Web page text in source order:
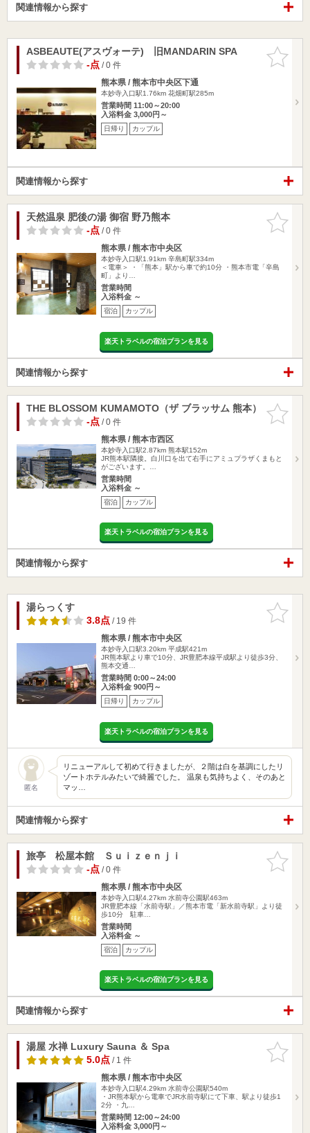
関連情報から探す
お気に入
りに追加
ASBEAUTE(アスヴォーテ) 旧MANDARIN SPA
-点/ 0 件
熊本県 / 熊本市中央区下通
本妙寺入口駅1.76km 花畑町駅285m
営業時間 11:00～20:00
入浴料金 3,000円～
日帰り カップル
関連情報から探す
お気に入
りに追加
天然温泉 肥後の湯 御宿 野乃熊本
-点/ 0 件
熊本県 / 熊本市中央区
本妙寺入口駅1.91km 辛島町駅334m
＜電車＞ ・「熊本」駅から車で約10分 ・熊本市電「辛島
町」より…
営業時間
入浴料金 ～
宿泊 カップル
楽天トラベルの宿泊プランを見る
関連情報から探す
お気に入
りに追加
THE BLOSSOM KUMAMOTO（ザ ブラッサム 熊本）
-点/ 0 件
熊本県 / 熊本市西区
本妙寺入口駅2.87km 熊本駅152m
JR熊本駅隣接。白川口を出て右手にアミュプラザくまもと
がございます。…
営業時間
入浴料金 ～
宿泊 カップル
楽天トラベルの宿泊プランを見る
関連情報から探す
お気に入
りに追加
湯らっくす
3.8点/ 19 件
熊本県 / 熊本市中央区
本妙寺入口駅3.20km 平成駅421m
JR熊本駅より車で10分、JR豊肥本線平成駅より徒歩3分、
熊本交通…
営業時間 0:00～24:00
入浴料金 900円～
日帰り カップル
楽天トラベルの宿泊プランを見る
匿名
リニューアルして初めて行きましたが、２階は白を基調にしたリ
ゾートホテルみたいで綺麗でした。 温泉も気持ちよく、そのあと
マッ…
関連情報から探す
お気に入
りに追加
旅亭 松屋本館 Ｓｕｉｚｅｎｊｉ
-点/ 0 件
熊本県 / 熊本市中央区
本妙寺入口駅4.27km 水前寺公園駅463m
JR豊肥本線「水前寺駅」／熊本市電「新水前寺駅」より徒
歩10分 駐車…
営業時間
入浴料金 ～
宿泊 カップル
楽天トラベルの宿泊プランを見る
関連情報から探す
お気に入
りに追加
湯屋 水禅 Luxury Sauna ＆ Spa
5.0点/ 1 件
熊本県 / 熊本市中央区
本妙寺入口駅4.29km 水前寺公園駅540m
・JR熊本駅から電車でJR水前寺駅にて下車、駅より徒歩1
2分 ・九…
営業時間 12:00～24:00
入浴料金 3,000円～